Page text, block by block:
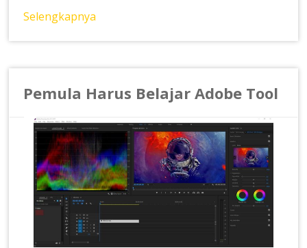
Selengkapnya
Pemula Harus Belajar Adobe Tool